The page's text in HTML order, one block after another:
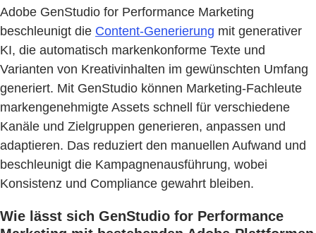
Adobe GenStudio for Performance Marketing
beschleunigt die Content-Generierung mit generativer
KI, die automatisch markenkonforme Texte und
Varianten von Kreativinhalten im gewünschten Umfang
generiert. Mit GenStudio können Marketing-Fachleute
markengenehmigte Assets schnell für verschiedene
Kanäle und Zielgruppen generieren, anpassen und
adaptieren. Das reduziert den manuellen Aufwand und
beschleunigt die Kampagnenausführung, wobei
Konsistenz und Compliance gewahrt bleiben.
Wie lässt sich GenStudio for Performance